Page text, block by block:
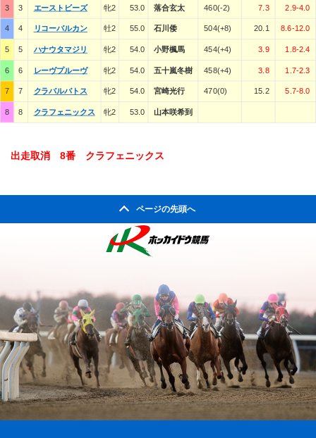
3 3 エーストビーズ 牝2 53.0 落合玄太 460(-2) 7.3 2.9-4.0
4 4 リコーバルカン 牡2 55.0 石川倭 504(+8) 20.1 8.6-12.0
5 5 ハナウタマジリ 牝2 54.0 小野楓馬 454(+4) 3.9 1.8-2.4
6 6 レーヴプルーヴ 牝2 54.0 五十嵐冬樹 458(+4) 3.8 1.7-2.3
7 7 クラバルバトス 牝2 54.0 宮崎光行 470(0) 15.2 5.7-8.0
8 8 クラフェニックス 牝2 53.0 山本咲希到
出走取消 8番 クラフェニックス
ページの先頭へ